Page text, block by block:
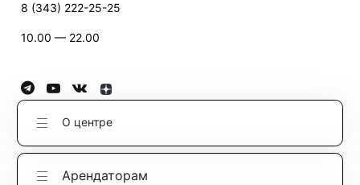
8 (343) 222-25-25
10.00 — 22.00
О центре
Арендаторам